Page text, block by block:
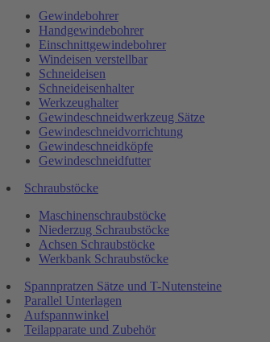
Gewindebohrer
Handgewindebohrer
Einschnittgewindebohrer
Windeisen verstellbar
Schneideisen
Schneideisenhalter
Werkzeughalter
Gewindeschneidwerkzeug Sätze
Gewindeschneidvorrichtung
Gewindeschneidköpfe
Gewindeschneidfutter
Schraubstöcke
Maschinenschraubstöcke
Niederzug Schraubstöcke
Achsen Schraubstöcke
Werkbank Schraubstöcke
Spannpratzen Sätze und T-Nutensteine
Parallel Unterlagen
Aufspannwinkel
Teilapparate und Zubehör